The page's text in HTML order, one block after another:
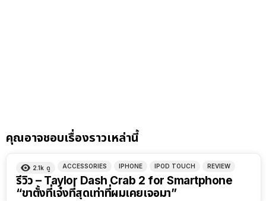
คุณอาจชอบเรื่องราวเหล่านี้
2.1k ดู ACCESSORIES IPHONE IPOD TOUCH REVIEW
รีวิว – Taylor Dash Crab 2 for Smartphone
“ขาตั้งที่เจ๋งที่สุดเท่าที่ผมเคยเจอมา”